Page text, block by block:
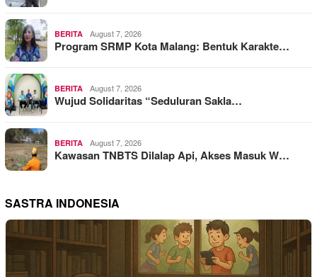
BERITA August 7, 2026
Program SRMP Kota Malang: Bentuk Karakte…
BERITA August 7, 2026
Wujud Solidaritas “Seduluran Sakla…
BERITA August 7, 2026
Kawasan TNBTS Dilalap Api, Akses Masuk W…
SASTRA INDONESIA